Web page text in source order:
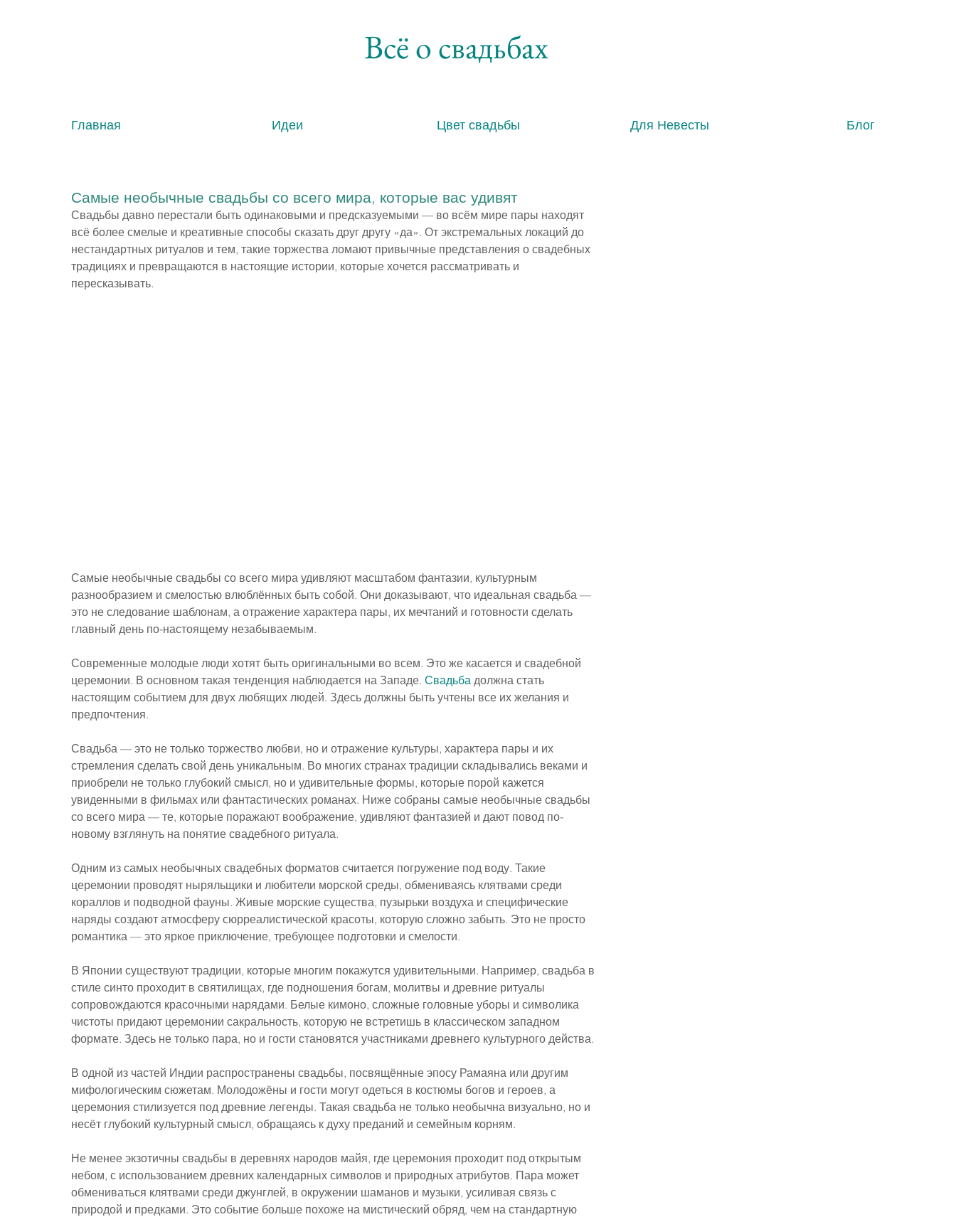
Всё о свадьбах
Главная Идеи Цвет свадьбы Для Невесты Блог
Самые необычные свадьбы со всего мира, которые вас удивят
Свадьбы давно перестали быть одинаковыми и предсказуемыми — во всём мире пары находят
всё более смелые и креативные способы сказать друг другу «да». От экстремальных локаций до
нестандартных ритуалов и тем, такие торжества ломают привычные представления о свадебных
традициях и превращаются в настоящие истории, которые хочется рассматривать и
пересказывать.
Самые необычные свадьбы со всего мира удивляют масштабом фантазии, культурным
разнообразием и смелостью влюблённых быть собой. Они доказывают, что идеальная свадьба —
это не следование шаблонам, а отражение характера пары, их мечтаний и готовности сделать
главный день по-настоящему незабываемым.
Современные молодые люди хотят быть оригинальными во всем. Это же касается и свадебной
церемонии. В основном такая тенденция наблюдается на Западе. Свадьба должна стать
настоящим событием для двух любящих людей. Здесь должны быть учтены все их желания и
предпочтения.
Свадьба — это не только торжество любви, но и отражение культуры, характера пары и их
стремления сделать свой день уникальным. Во многих странах традиции складывались веками и
приобрели не только глубокий смысл, но и удивительные формы, которые порой кажется
увиденными в фильмах или фантастических романах. Ниже собраны самые необычные свадьбы
со всего мира — те, которые поражают воображение, удивляют фантазией и дают повод по-
новому взглянуть на понятие свадебного ритуала.
Одним из самых необычных свадебных форматов считается погружение под воду. Такие
церемонии проводят ныряльщики и любители морской среды, обмениваясь клятвами среди
кораллов и подводной фауны. Живые морские существа, пузырьки воздуха и специфические
наряды создают атмосферу сюрреалистической красоты, которую сложно забыть. Это не просто
романтика — это яркое приключение, требующее подготовки и смелости.
В Японии существуют традиции, которые многим покажутся удивительными. Например, свадьба в
стиле синто проходит в святилищах, где подношения богам, молитвы и древние ритуалы
сопровождаются красочными нарядами. Белые кимоно, сложные головные уборы и символика
чистоты придают церемонии сакральность, которую не встретишь в классическом западном
формате. Здесь не только пара, но и гости становятся участниками древнего культурного действа.
В одной из частей Индии распространены свадьбы, посвящённые эпосу Рамаяна или другим
мифологическим сюжетам. Молодожёны и гости могут одеться в костюмы богов и героев, а
церемония стилизуется под древние легенды. Такая свадьба не только необычна визуально, но и
несёт глубокий культурный смысл, обращаясь к духу преданий и семейным корням.
Не менее экзотичны свадьбы в деревнях народов майя, где церемония проходит под открытым
небом, с использованием древних календарных символов и природных атрибутов. Пара может
обмениваться клятвами среди джунглей, в окружении шаманов и музыки, усиливая связь с
природой и предками. Это событие больше похоже на мистический обряд, чем на стандартную